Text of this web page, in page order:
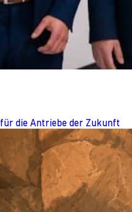
die Antriebe der Zukunft